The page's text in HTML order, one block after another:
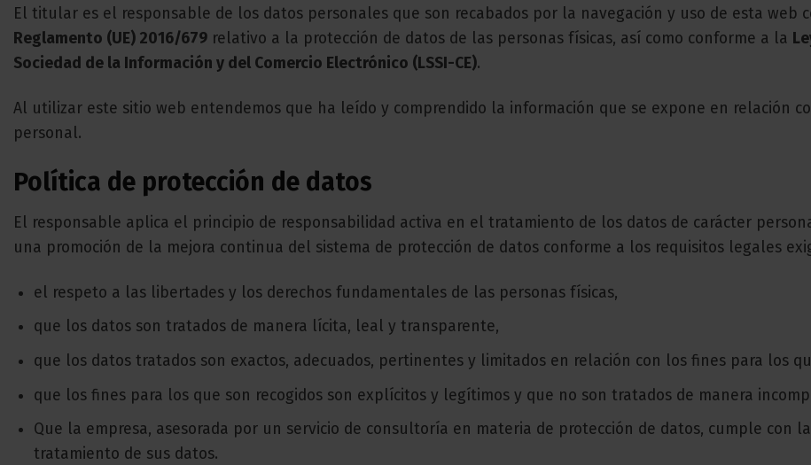
El titular es el responsable de los datos personales que son recabados por la navegación y uso de esta web
Reglamento (UE) 2016/679 relativo a la protección de datos de las personas físicas, así como conforme a la
Sociedad de la Información y del Comercio Electrónico (LSSI-CE).
Al utilizar este sitio web entendemos que ha leído y comprendido la información que se expone en relación
personal.
Política de protección de datos
El responsable aplica el principio de responsabilidad activa en el tratamiento de los datos de carácter
una promoción de la mejora continua del sistema de protección de datos conforme a los requisitos legales
el respeto a las libertades y los derechos fundamentales de las personas físicas,
que los datos son tratados de manera lícita, leal y transparente,
que los datos tratados son exactos, adecuados, pertinentes y limitados en relación con los fines para los
que los fines para los que son recogidos son explícitos y legítimos y que no son tratados de manera
Que la empresa, asesorada por un servicio de consultoría en materia de protección de datos, cumple con
tratamiento de sus datos.